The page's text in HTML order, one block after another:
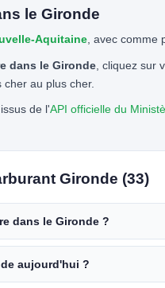
le Gironde
Aquitaine, avec comme
dans le Gironde, cliquez sur
au plus cher.
de l'API officielle du
Gironde (33)
dans le Gironde ?
aujourd'hui ?